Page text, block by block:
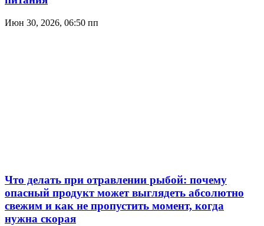
Июн 30, 2026, 06:50 пп
Что делать при отравлении рыбой: почему
опасный продукт может выглядеть абсолютно
свежим и как не пропустить момент, когда
нужна скорая